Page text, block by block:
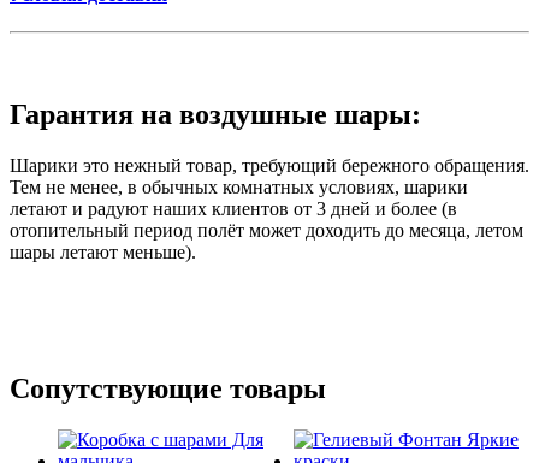
Гарантия на воздушные шары:
Шарики это нежный товар, требующий бережного обращения.
Тем не менее, в обычных комнатных условиях, шарики
летают и радуют наших клиентов от 3 дней и более (в
отопительный период полёт может доходить до месяца, летом
шары летают меньше).
Сопутствующие товары